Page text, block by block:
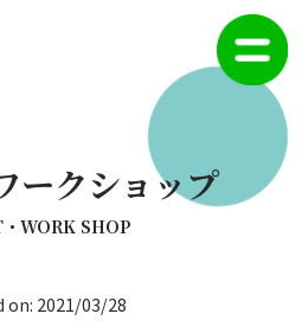
ークショップ
WORK SHOP
on: 2021/03/28